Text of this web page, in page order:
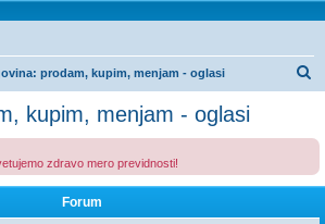
prodam, kupim, menjam - oglasi
n
kupim, menjam - oglasi
zdravo mero previdnosti!
Forum